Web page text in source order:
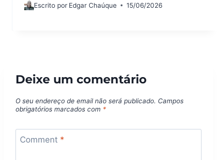
Escrito por Edgar Chaúque 15/06/2026
Deixe um comentário
O seu endereço de email não será publicado. Campos
obrigatórios marcados com *
Comment *